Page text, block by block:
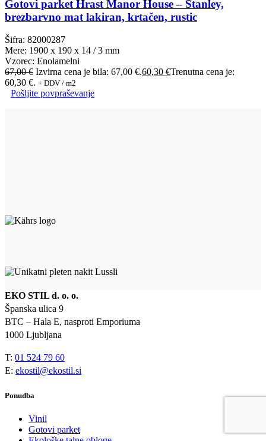
Gotovi parket Hrast Manor House – Stanley,
brezbarvno mat lakiran, krtačen, rustic
Šifra: 82000287
Mere: 1900 x 190 x 14 / 3 mm
Vzorec: Enolamelni
67,00€ Izvirna cena je bila: 67,00 €.60,30 €Trenutna cena je:
60,30 €. + DDV / m2
Pošljite povpraševanje
EKO STIL d. o. o.
Španska ulica 9
BTC – Hala E, nasproti Emporiuma
1000 Ljubljana
T: 01 524 79 60
E: ekostil@ekostil.si
Ponudba
Vinil
Gotovi parket